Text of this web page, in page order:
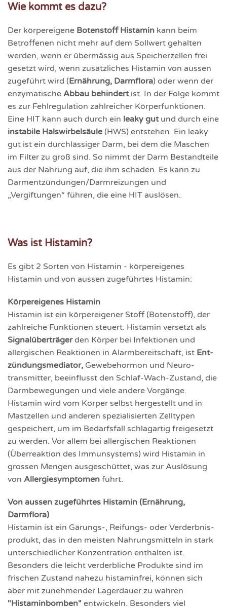
Wie kommt es dazu?
Der körper­eigene Boten­stoff Histamin kann beim
Betrof­fenen nicht mehr auf dem Soll­wert gehalten
werden, wenn er über­mässig aus Speicher­zellen frei
gesetzt wird, wenn zusätz­liches Histamin von aussen
zugeführt wird (Ernährung, Darm­flora) oder wenn der
enzyma­tische Abbau behindertist. In der Folge kommt
es zur Fehl­regulation zahl­reicher Körper­funktionen.
Eine HIT kann auch durch ein leaky gutund durch eine
instabile Halswirbelsäule (HWS) entstehen. Ein leaky
gut ist ein durchlässiger Darm, bei dem die Maschen
im Filter zu groß sind. So nimmt der Darm Bestandteile
aus der Nahrung auf, die ihm schaden. Es kann zu
Darmentzündungen/Darmreizungen und
„Vergiftungen“ führen, die eine HIT auslösen.
Was ist Histamin?
Es gibt 2 Sorten von Histamin - körpereigenes
Histamin und von aussen zugeführtes Histamin:
Körpereigenes Histamin
Histamin ist ein körper­eigener Stoff (Botenstoff), der
zahlreiche Funktionen steuert. Histamin versetzt als
Signal­überträgerden Körper bei Infektionen und
allergischen Reaktionen in Alarm­bereit­schaft, ist Ent­
zündungs­mediator, Gewebe­hormon und Neuro­
transmit­ter, beein­flusst den Schlaf-Wach-Zustand, die
Darm­bewegun­gen und viele andere Vorgänge.
Histamin wird vom Körper selbst hergestellt und in
Mast­zellen und anderen speziali­sierten Zelltypen
gespeichert, um im Bedarfs­fall schlagartig freigesetzt
zu werden. Vor allem bei allergi­schen Reaktio­nen
(Über­reaktion des Immun­systems) wird Histamin in
grossen Mengen ausge­schüttet, was zur Aus­lösung
von Allergie­symptomen führt.
Von aussen zugeführtes Histamin (Ernährung,
Darmflora)
Histamin ist ein Gärungs-, Reifungs- oder Verderbnis­
produkt, das in den meisten Nahrungs­mitteln in stark
unter­schiedlicher Konzentration enthalten ist.
Besonders die leicht verderbliche Produkte sind im
frischen Zustand nahezu histamin­frei, können sich
aber mit zuneh­mender Lager­dauer zu wahren
"Histamin­bomben" entwickeln. Besonders viel